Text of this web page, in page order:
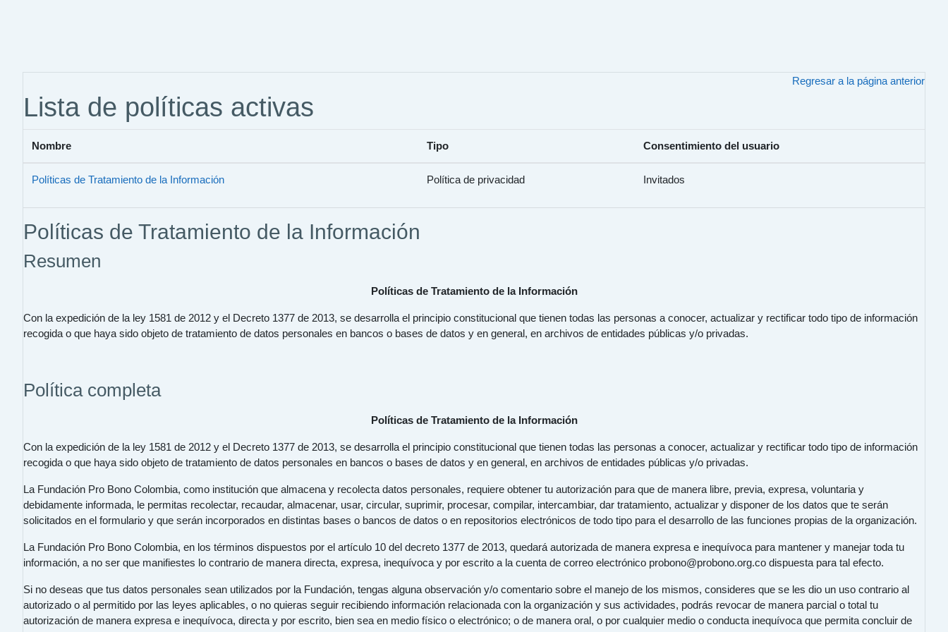
Regresar a la página anterior
Lista de políticas activas
Nombre Tipo Consentimiento del usuario
Políticas de Tratamiento de la Información Política de privacidad Invitados
Políticas de Tratamiento de la Información
Resumen
Políticas de Tratamiento de la Información
Con la expedición de la ley 1581 de 2012 y el Decreto 1377 de 2013, se desarrolla el principio constitucional que tienen todas las personas a conocer, actualizar y rectificar todo tipo de información
recogida o que haya sido objeto de tratamiento de datos personales en bancos o bases de datos y en general, en archivos de entidades públicas y/o privadas.
Política completa
Políticas de Tratamiento de la Información
Con la expedición de la ley 1581 de 2012 y el Decreto 1377 de 2013, se desarrolla el principio constitucional que tienen todas las personas a conocer, actualizar y rectificar todo tipo de información
recogida o que haya sido objeto de tratamiento de datos personales en bancos o bases de datos y en general, en archivos de entidades públicas y/o privadas.
La Fundación Pro Bono Colombia, como institución que almacena y recolecta datos personales, requiere obtener tu autorización para que de manera libre, previa, expresa, voluntaria y
debidamente informada, le permitas recolectar, recaudar, almacenar, usar, circular, suprimir, procesar, compilar, intercambiar, dar tratamiento, actualizar y disponer de los datos que te serán
solicitados en el formulario y que serán incorporados en distintas bases o bancos de datos o en repositorios electrónicos de todo tipo para el desarrollo de las funciones propias de la organización.
La Fundación Pro Bono Colombia, en los términos dispuestos por el artículo 10 del decreto 1377 de 2013, quedará autorizada de manera expresa e inequívoca para mantener y manejar toda tu
información, a no ser que manifiestes lo contrario de manera directa, expresa, inequívoca y por escrito a la cuenta de correo electrónico probono@probono.org.co dispuesta para tal efecto.
Si no deseas que tus datos personales sean utilizados por la Fundación, tengas alguna observación y/o comentario sobre el manejo de los mismos, consideres que se les dio un uso contrario al
autorizado o al permitido por las leyes aplicables, o no quieras seguir recibiendo información relacionada con la organización y sus actividades, podrás revocar de manera parcial o total tu
autorización de manera expresa e inequívoca, directa y por escrito, bien sea en medio físico o electrónico; o de manera oral, o por cualquier medio o conducta inequívoca que permita concluir de